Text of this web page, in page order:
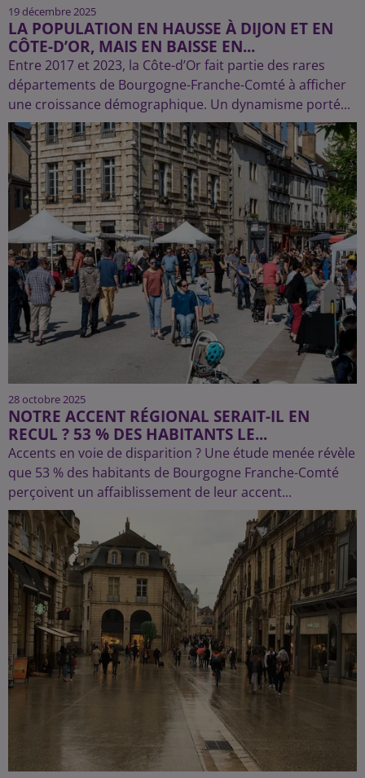
19 décembre 2025
LA POPULATION EN HAUSSE À DIJON ET EN
CÔTE-D’OR, MAIS EN BAISSE EN...
Entre 2017 et 2023, la Côte-d’Or fait partie des rares
départements de Bourgogne-Franche-Comté à afficher
une croissance démographique. Un dynamisme porté...
28 octobre 2025
NOTRE ACCENT RÉGIONAL SERAIT-IL EN
RECUL ? 53 % DES HABITANTS LE...
Accents en voie de disparition ? Une étude menée révèle
que 53 % des habitants de Bourgogne Franche-Comté
perçoivent un affaiblissement de leur accent...